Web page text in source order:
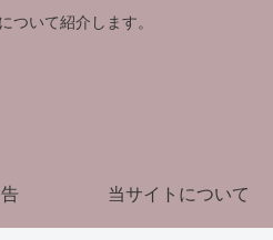
ついて紹介します。
当サイトについて